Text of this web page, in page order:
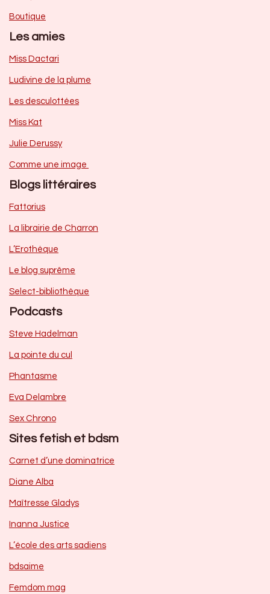
Boutique
Les amies
Miss Dactari
Ludivine de la plume
Les desculottées
Miss Kat
Julie Derussy
Comme une image
Blogs littéraires
Fattorius
La librairie de Charron
L’Erothèque
Le blog suprême
Select-bibliothèque
Podcasts
Steve Hadelman
La pointe du cul
Phantasme
Eva Delambre
Sex Chrono
Sites fetish et bdsm
Carnet d’une dominatrice
Diane Alba
Maîtresse Gladys
Inanna Justice
L’école des arts sadiens
bdsaime
Femdom mag